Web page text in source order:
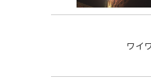
ワイ